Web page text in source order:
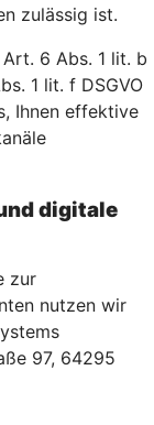
zulässig ist.
6 Abs. 1 lit. b
1 lit. f DSGVO
Ihnen effektive
digitale
zur
nutzen wir
97, 64295